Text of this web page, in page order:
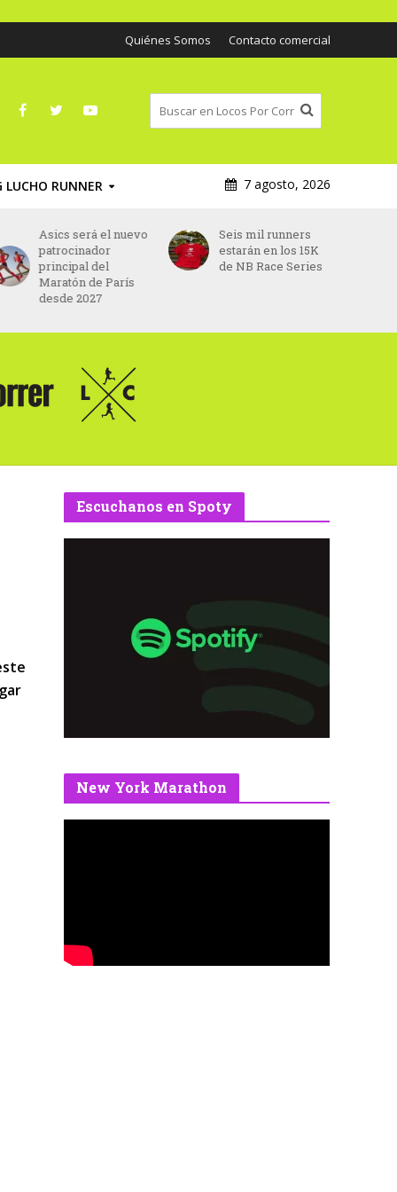
Quiénes Somos Contacto comercial
LUCHO RUNNER 7 agosto, 2026
Seis mil runners
estarán en los 15K
de NB Race Series
UTACCH: todo listo
para vivir una fiesta
por los 15 años
Escuchanos en Spoty
New York Marathon